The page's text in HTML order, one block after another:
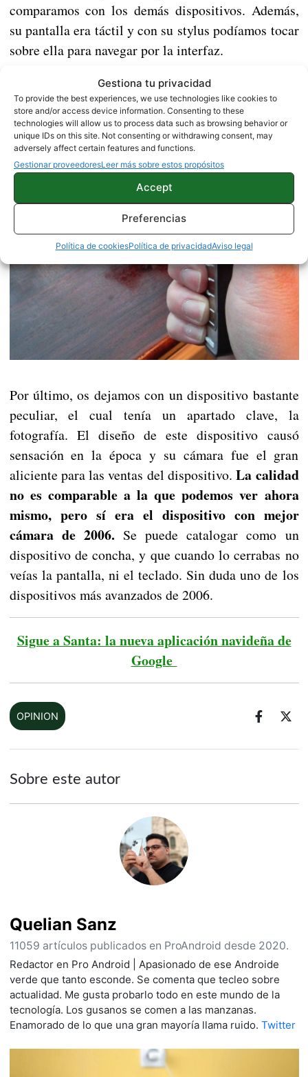
Gestiona tu privacidad
To provide the best experiences, we use technologies like cookies to
store and/or access device information. Consenting to these
technologies will allow us to process data such as browsing behavior or
unique IDs on this site. Not consenting or withdrawing consent, may
adversely affect certain features and functions.
Gestionar proveedoresLeer más sobre estos propósitos
Accept
Preferencias
Política de cookiesPolítica de privacidadAviso legal
comparamos con los demás dispositivos. Además,
su pantalla era táctil y con su stylus podíamos tocar
sobre ella para navegar por la interfaz.
Nokia N93
Por último, os dejamos con un dispositivo bastante
peculiar, el cual tenía un apartado clave, la
fotografía. El diseño de este dispositivo causó
sensación en la época y su cámara fue el gran
aliciente para las ventas del dispositivo.La calidad
no es comparable a la que podemos ver ahora
mismo, pero sí era el dispositivo con mejor
cámara de 2006. Se puede catalogar como un
dispositivo de concha, y que cuando lo cerrabas no
veías la pantalla, ni el teclado. Sin duda uno de los
dispositivos más avanzados de 2006.
Sigue a Santa: la nueva aplicación navideña de
Google
OPINION
Sobre este autor
Quelian Sanz
11059 artículos publicados en ProAndroid desde 2020.
Redactor en Pro Android | Apasionado de ese Androide
verde que tanto esconde. Se comenta que tecleo sobre
actualidad. Me gusta probarlo todo en este mundo de la
tecnología. Los gusanos se comen a las manzanas.
Enamorado de lo que una gran mayoría llama ruido. Twitter